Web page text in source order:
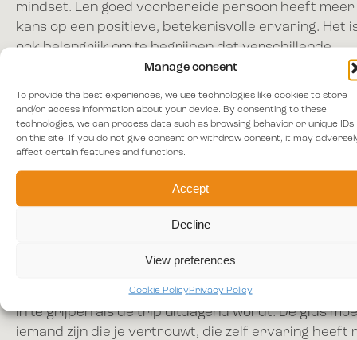
Manage consent
To provide the best experiences, we use technologies like cookies to store
and/or access information about your device. By consenting to these
technologies, we can process data such as browsing behavior or unique IDs
on this site. If you do not give consent or withdraw consent, it may
affect certain features and functions.
Accept
Decline
View preferences
Cookie PolicyPrivacy Policy
mindset. Een goed voorbereide persoon heeft meer
kans op een positieve, betekenisvolle ervaring. Het
ook belangrijk om te begrijpen dat verschillende
psychedelica op verschillende manieren invloed
je van plan bent te gebruiken om te weten wat je
verwachten. Lees meer over hoeset, setting,
voorbereiding
enintergratie
veel invloed hebben
Tripsitter of Gids
Een nuchter, ervaren persoon om op te treden als
tripsitter of gids kan een onschatbaar deel van de
om geruststelling te bieden, de veiligheid te
in te grijpen als de trip uitdagend wordt. De gids
iemand zijn die je vertrouwt, die zelf ervaring heeft